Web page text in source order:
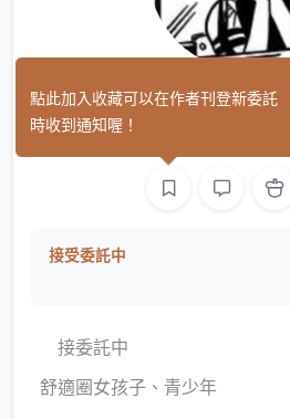
阿UU
接受委託中
接委託中
舒適圈女孩子、青少年
點此加入收藏可以在作者刊登新委託
時收到通知喔！